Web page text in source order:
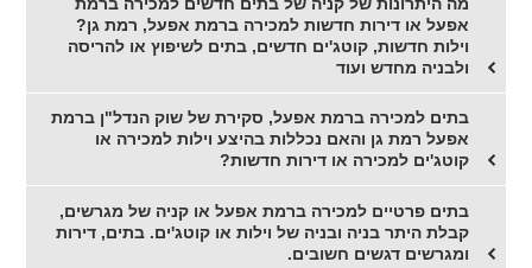
אפעל או דירות חדשות למכירה ברמת אפעל, רמת גן?
וילות חדשות, קוטג'ים חדשים, בתים לשיפוץ או להריסה
ולבניה מחדש ועוד
בתים למכירה ברמת אפעל, סקירת של שוק הנדל"ן ברמת
אפעל רמת גן והאם נכללות בהיצע וילות למכירה או
קוטג'ים למכירה או דירות חדשות?
בתים פרטיים למכירה ברמת אפעל או קניה של מגרשים,
קבלת היתר בניה ובניה של וילות או קוטג'ים. בתים, דירות
ומגרשים דגשים חשובים.